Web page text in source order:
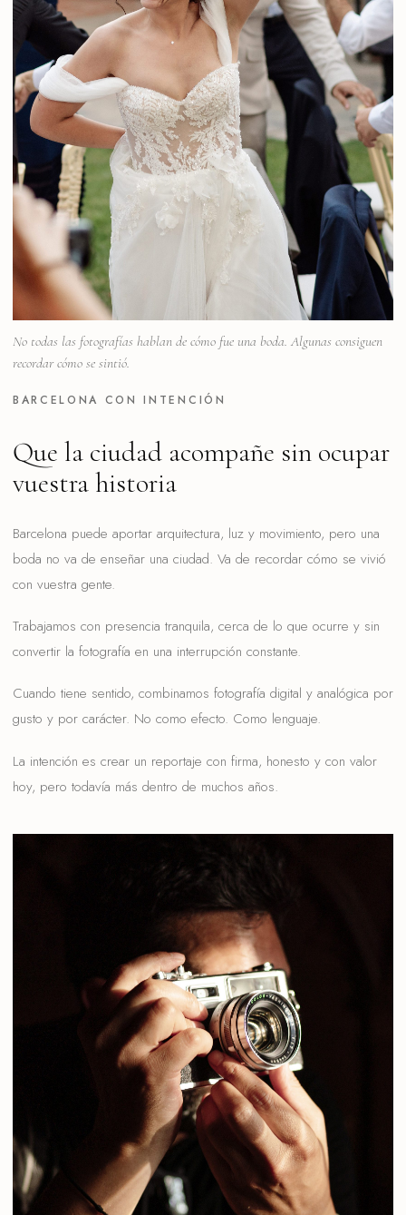
No todas las fotografías hablan de cómo fue una boda. Algunas consiguen
recordar cómo se sintió.
BARCELONA CON INTENCIÓN
Que la ciudad acompañe sin ocupar
vuestra historia
Barcelona puede aportar arquitectura, luz y movimiento, pero una
boda no va de enseñar una ciudad. Va de recordar cómo se vivió
con vuestra gente.
Trabajamos con presencia tranquila, cerca de lo que ocurre y sin
convertir la fotografía en una interrupción constante.
Cuando tiene sentido, combinamos fotografía digital y analógica por
gusto y por carácter. No como efecto. Como lenguaje.
La intención es crear un reportaje con firma, honesto y con valor
hoy, pero todavía más dentro de muchos años.